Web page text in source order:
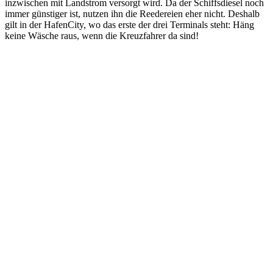
inzwischen mit Landstrom versorgt wird. Da der Schiffsdiesel noch
immer günstiger ist, nutzen ihn die Reedereien eher nicht. Deshalb
gilt in der HafenCity, wo das erste der drei Terminals steht: Häng
keine Wäsche raus, wenn die Kreuzfahrer da sind!